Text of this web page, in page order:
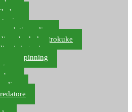
varalica
dvokuke, trokuke
i ringovi
za spinning